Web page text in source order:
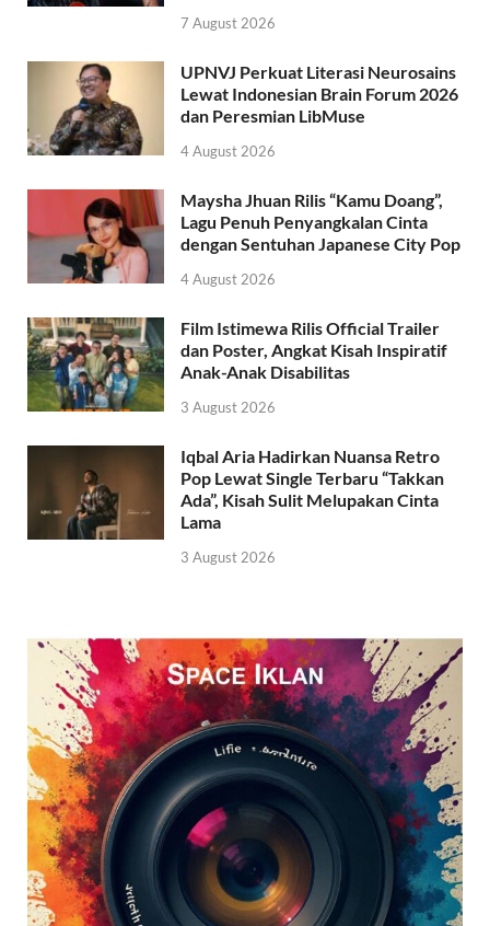
7 August 2026
UPNVJ Perkuat Literasi Neurosains
Lewat Indonesian Brain Forum 2026
dan Peresmian LibMuse
4 August 2026
Maysha Jhuan Rilis “Kamu Doang”,
Lagu Penuh Penyangkalan Cinta
dengan Sentuhan Japanese City Pop
4 August 2026
Film Istimewa Rilis Official Trailer
dan Poster, Angkat Kisah Inspiratif
Anak-Anak Disabilitas
3 August 2026
Iqbal Aria Hadirkan Nuansa Retro
Pop Lewat Single Terbaru “Takkan
Ada”, Kisah Sulit Melupakan Cinta
Lama
3 August 2026